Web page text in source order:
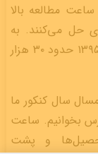
مطالعه بالا
حل می‌کنند. به
عنوان مثال رتبه ۱ کشور در کنکور تجربی سال ۱۳۹۵ حدود ۳۰ هزار
سال کنکور ما
۳۰ تا ۴۵ ساعت درس بخوانیم. ساعت
و پشت